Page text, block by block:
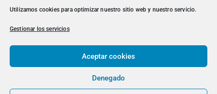
Utilizamos cookies para optimizar nuestro sitio web y nuestro servicio.
Gestionar los servicios
Aceptar cookies
Denegado
Presencia en medios
¿Hablamos?
> Política de Privacidad